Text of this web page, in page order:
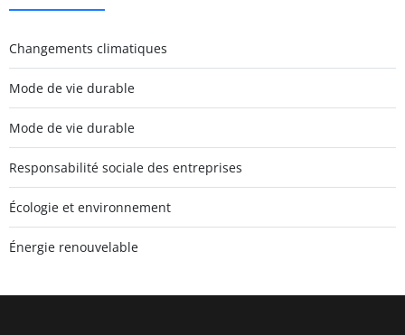
Changements climatiques
Mode de vie durable
Mode de vie durable
Responsabilité sociale des entreprises
Écologie et environnement
Énergie renouvelable